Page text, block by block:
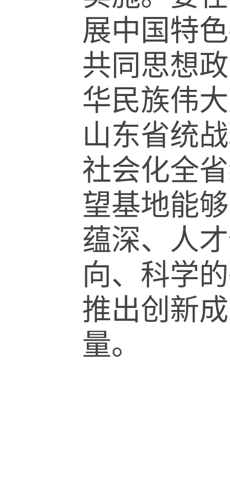
展中国特
共同思想
华民族伟
山东省统
社会化全
望基地能
蕴深、人
向、科学
推出创新
量。